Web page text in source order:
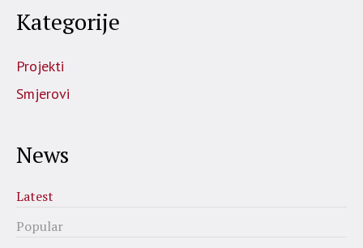
Kategorije
Projekti
Smjerovi
News
Latest
Popular